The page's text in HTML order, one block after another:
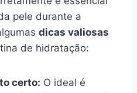
pele durante a
dicas valiosas
de hidratação:
certo: O ideal é